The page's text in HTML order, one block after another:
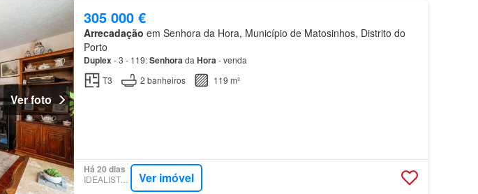
Ver foto
305 000 €
Arrecadação em Senhora da Hora, Município de Matosinhos, Distrito do
Porto
Duplex- 3 - 119:Senhorada Hora- venda
T3
2 banheiros 119 m²
Há 20 dias
IDEALISTA.PT Ver imóvel